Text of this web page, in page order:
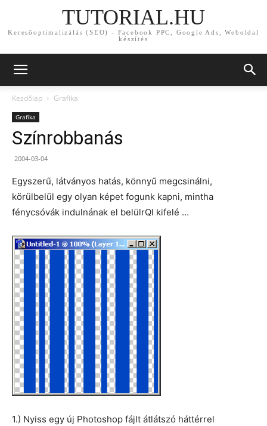
TUTORIAL.HU
Keresőoptimalizálás (SEO) - Facebook PPC, Google Ads, Weboldal
készítés
Kezdőlap Grafika
Grafika
Színrobbanás
2004-03-04
Egyszerű, látványos hatás, könnyű megcsinálni,
körülbelül egy olyan képet fogunk kapni, mintha
fénycsóvák indulnának el belülrQl kifelé …
1.) Nyiss egy új Photoshop fájlt átlátszó háttérrel